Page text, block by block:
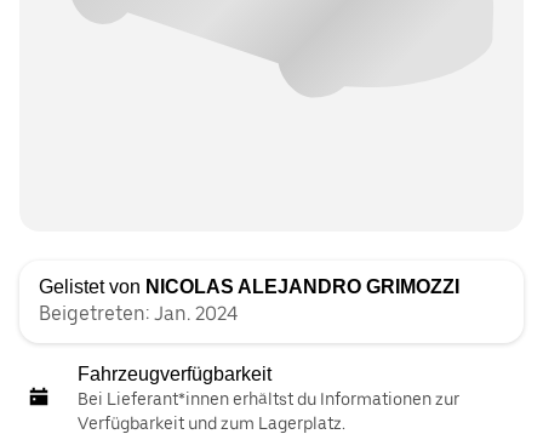
Gelistet von NICOLAS ALEJANDRO GRIMOZZI
Beigetreten: Jan. 2024
Fahrzeugverfügbarkeit
Bei Lieferant*innen erhältst du Informationen zur
Verfügbarkeit und zum Lagerplatz.